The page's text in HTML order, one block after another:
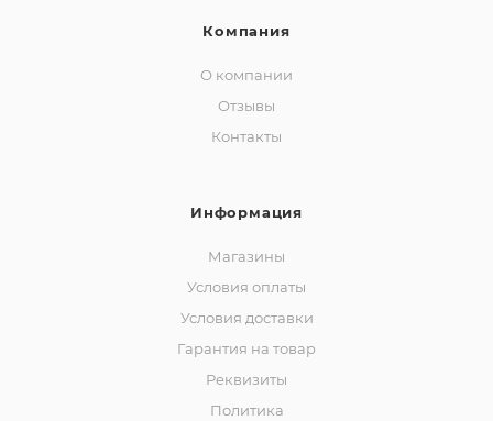
Компания
О компании
Отзывы
Контакты
Информация
Магазины
Условия оплаты
Условия доставки
Гарантия на товар
Реквизиты
Политика